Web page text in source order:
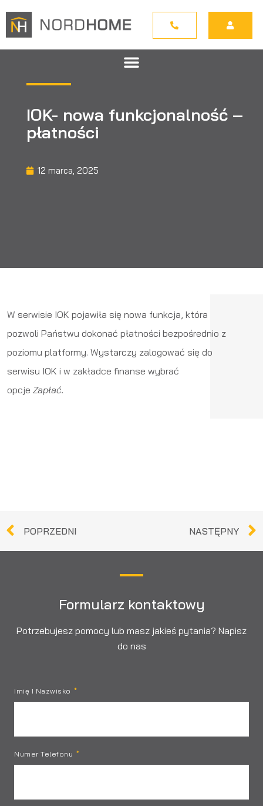
IOK- nowa funkcjonalność –
płatności
12 marca, 2025
W serwisie IOK pojawiła się nowa funkcja, która
pozwoli Państwu dokonać płatności bezpośrednio z
poziomu platformy. Wystarczy zalogować się do
serwisu IOK i w zakładce finanse wybrać
opcjeZapłać.
POPRZEDNI NASTĘPNY
Formularz kontaktowy
Potrzebujesz pomocy lub masz jakieś pytania? Napisz
do nas
Imię I Nazwisko
Numer Telefonu